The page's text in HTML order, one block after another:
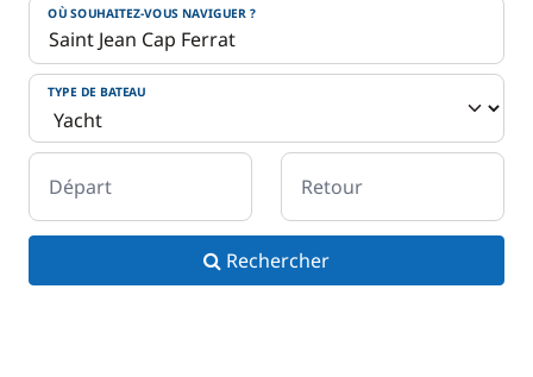
OÙ SOUHAITEZ-VOUS NAVIGUER ?
TYPE DE BATEAU
Départ Retour
Rechercher